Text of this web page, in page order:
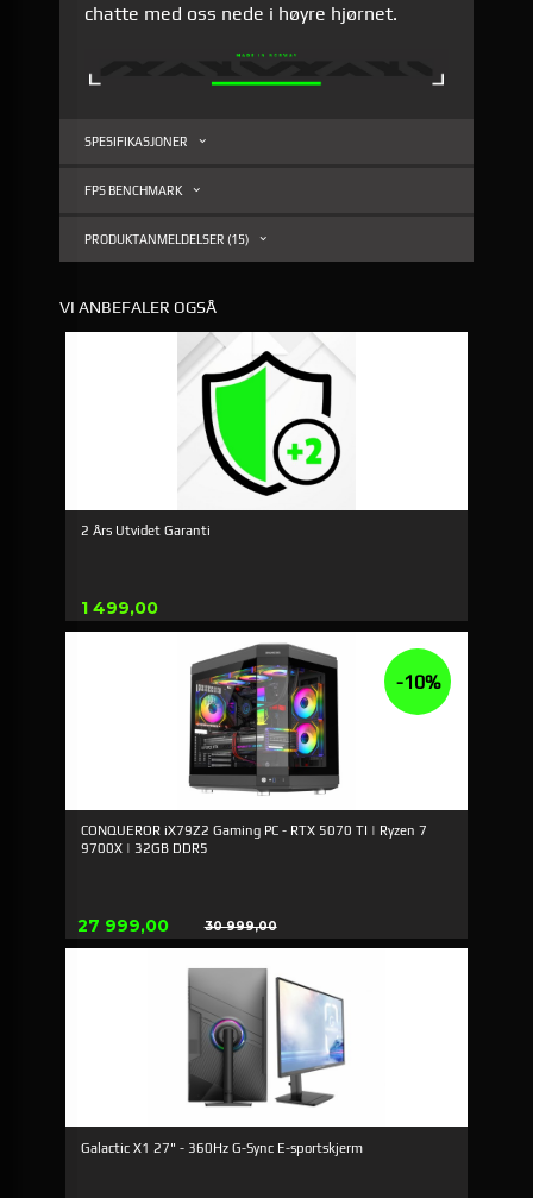
chatte med oss nede i høyre hjørnet.
SPESIFIKASJONER
FPS BENCHMARK
PRODUKTANMELDELSER (15)
VI ANBEFALER OGSÅ
2 Års Utvidet Garanti
Pris
1 499,00
CONQUEROR iX79Z2 Gaming PC - RTX 5070 TI | Ryzen 7
9700X | 32GB DDR5
Tilbud
27 999,00 30 999,00
Rabatt
-10%
Galactic X1 27" - 360Hz G-Sync E-sportskjerm